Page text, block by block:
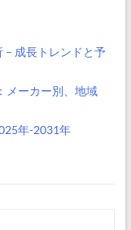
– 成長トレンドと予
メーカー別、地域
年-2031年